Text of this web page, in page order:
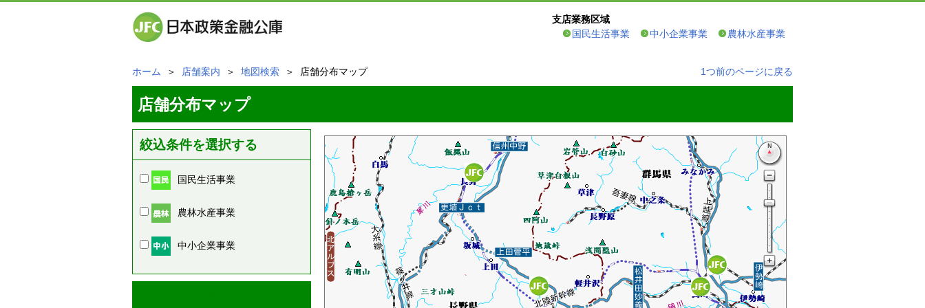
支店業務区域
国民生活事業
中小企業事業 農林水産事業
ホーム ＞ 店舗案内 ＞ 地図検索 ＞ 店舗分布マップ 1つ前のページに戻る
店舗分布マップ
絞込条件を選択する
国民生活事業
農林水産事業
中小企業事業